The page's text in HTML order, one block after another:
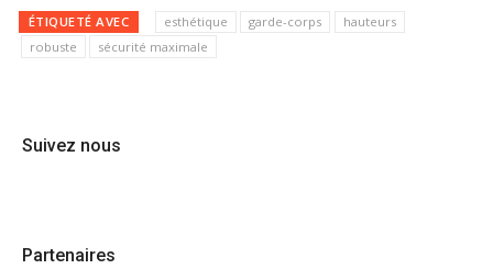
ÉTIQUETÉ AVEC esthétique garde-corps
hauteurs
robuste
sécurité maximale
Suivez nous
Partenaires